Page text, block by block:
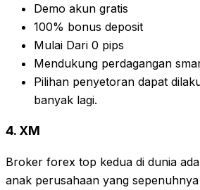
Demo akun gratis
100% bonus deposit
Mulai Dari 0 pips
Mendukung perdagangan
Pilihan penyetoran dapat
banyak lagi.
4. XM
Broker forex top kedua di dunia
anak perusahaan yang